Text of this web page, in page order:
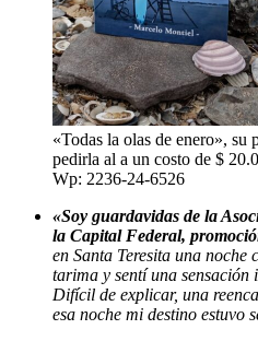
«Todas la olas de enero», su
pedirla al a un costo de $
Wp: 2236-24-6526
«Soy guardavidas de la
la Capital Federal,
en Santa Teresita una noche
tarima y sentí una sensación
Difícil de explicar, una
esa noche mi destino estuvo